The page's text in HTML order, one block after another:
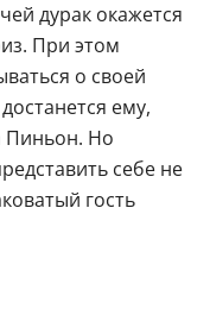
дурак окажется
При этом
о своей
ему,
Пиньон. Но
себе не
гость